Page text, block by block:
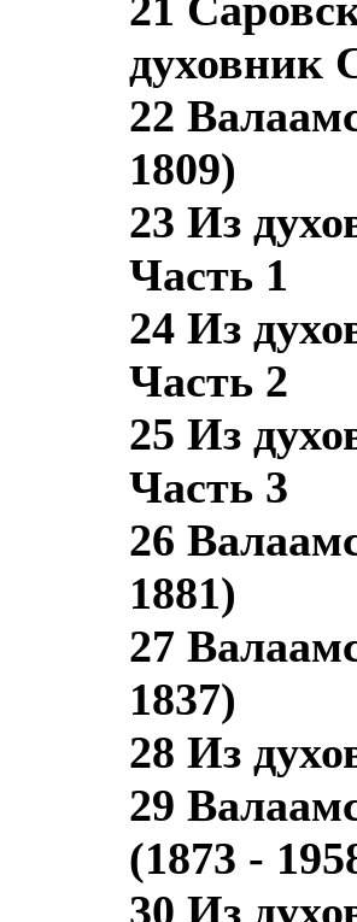
духовник
22
1809)
23 Из
Часть 1
24 Из
Часть 2
25 Из
Часть 3
26
1881)
27
1837)
28 Из
29
(1873 -
30 Из